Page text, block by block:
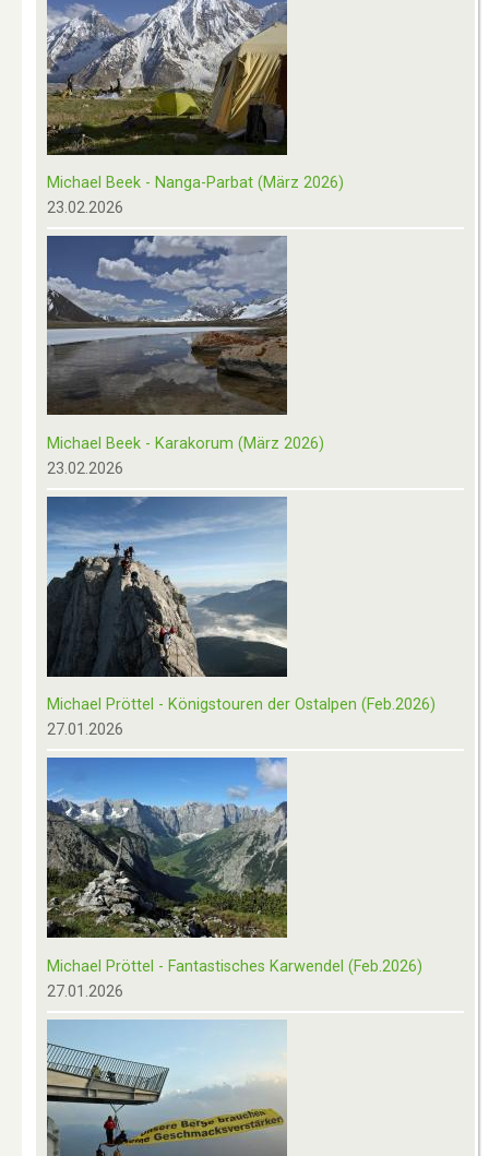
Michael Beek - Nanga-Parbat (März 2026)
23.02.2026
Michael Beek - Karakorum (März 2026)
23.02.2026
Michael Pröttel - Königstouren der Ostalpen (Feb.2026)
27.01.2026
Michael Pröttel - Fantastisches Karwendel (Feb.2026)
27.01.2026